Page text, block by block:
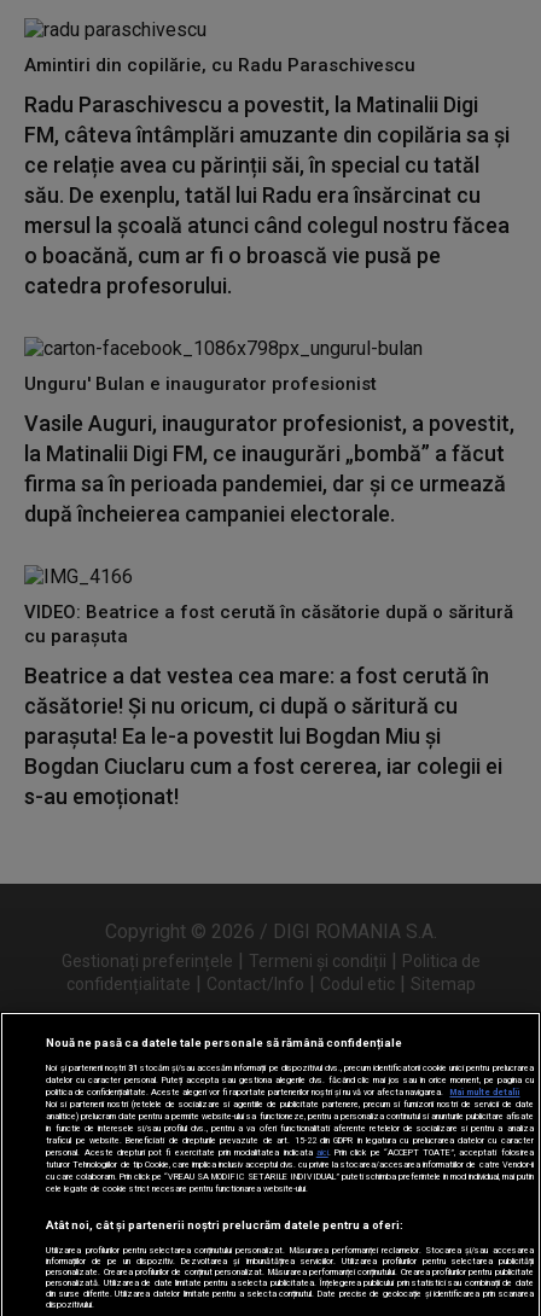
Amintiri din copilărie, cu Radu Paraschivescu
Radu Paraschivescu a povestit, la Matinalii Digi
FM, câteva întâmplări amuzante din copilăria sa și
ce relație avea cu părinții săi, în special cu tatăl
său. De exenplu, tatăl lui Radu era însărcinat cu
mersul la școală atunci când colegul nostru făcea
o boacănă, cum ar fi o broască vie pusă pe
catedra profesorului.
Unguru' Bulan e inaugurator profesionist
Vasile Auguri, inaugurator profesionist, a povestit,
la Matinalii Digi FM, ce inaugurări „bombă” a făcut
firma sa în perioada pandemiei, dar și ce urmează
după încheierea campaniei electorale.
VIDEO: Beatrice a fost cerută în căsătorie după o săritură
cu parașuta
Beatrice a dat vestea cea mare: a fost cerută în
căsătorie! Și nu oricum, ci după o săritură cu
parașuta! Ea le-a povestit lui Bogdan Miu și
Bogdan Ciuclaru cum a fost cererea, iar colegii ei
s-au emoționat!
Copyright © 2026 / DIGI ROMANIA S.A.
Gestionați preferințele | Termeni și condiții | Politica de
confidențialitate | Contact/Info | Codul etic | Sitemap
Urmărește-ne și pe
Nouă ne pasă ca datele tale personale să rămână confidențiale
Noi și partenerii noștri31 stocăm și/sau accesăm informații pe dispozitivul dvs., precum identificatorii cookie unici pentru prelucrarea
datelor cu caracter personal. Puteți accepta sau gestiona alegerile dvs. făcând clic mai jos sau în orice moment, pe pagina cu
politica de confidențialitate. Aceste alegeri vor fi raportate partenerilor noștri și nu vă vor afecta navigarea.
Mai multe detalii
Noi si partenerii nostri (retelele de socializare si agentiile de publicitate partenere, precum si furnizorii nostri de servicii de date
analitice) prelucram date pentru a permite website-ului sa functioneze, pentru a personaliza continutul si anunturile publicitare afisate
in functie de interesele si/sau profilul dvs., pentru a va oferi functionalitati aferente retelelor de socializare si pentru a analiza
traficul pe website. Beneficiati de drepturile prevazute de art. 15-22 din GDPR in legatura cu prelucrarea datelor cu caracter
personal. Aceste drepturi pot fi exercitate prin modalitatea indicata aici. Prin click pe “ACCEPT TOATE”, acceptati folosirea
tuturor Tehnologiilor de tip Cookie, care implica inclusiv acceptul dvs. cu privire la stocarea/accesarea informatiilor de catre Vendor-ii
cu care colaboram. Prin click pe “VREAU SA MODIFIC SETARILE INDIVIDUAL” puteti schimba preferintele in mod individual, mai putin
cele legate de cookie strict necesare pentru functionarea website-ului.
Atât noi, cât și partenerii noștri prelucrăm datele pentru a oferi:
Utilizarea profilurilor pentru selectarea conținutului personalizat. Măsurarea performanței reclamelor. Stocarea și/sau accesarea
informațiilor de pe un dispozitiv. Dezvoltarea și îmbunătățirea serviciilor. Utilizarea profilurilor pentru selectarea publicității
personalizate. Crearea profilurilor de conținut personalizat. Măsurarea performanței conținutului. Crearea profilurilor pentru publicitate
personalizată. Utilizarea de date limitate pentru a selecta publicitatea. Înțelegerea publicului prin statistici sau combinații de date
din surse diferite. Utilizarea datelor limitate pentru a selecta conținutul. Date precise de geolocație și identificarea prin scanarea
dispozitivului.